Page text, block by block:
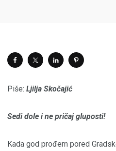
Piše: Ljilja Skočajić
Sedi dole i ne pričaj gluposti!
Kada god prođem pored